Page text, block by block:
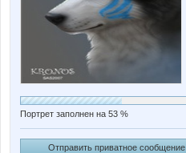
Портрет заполнен на 53 %
Отправить приватное сообщение